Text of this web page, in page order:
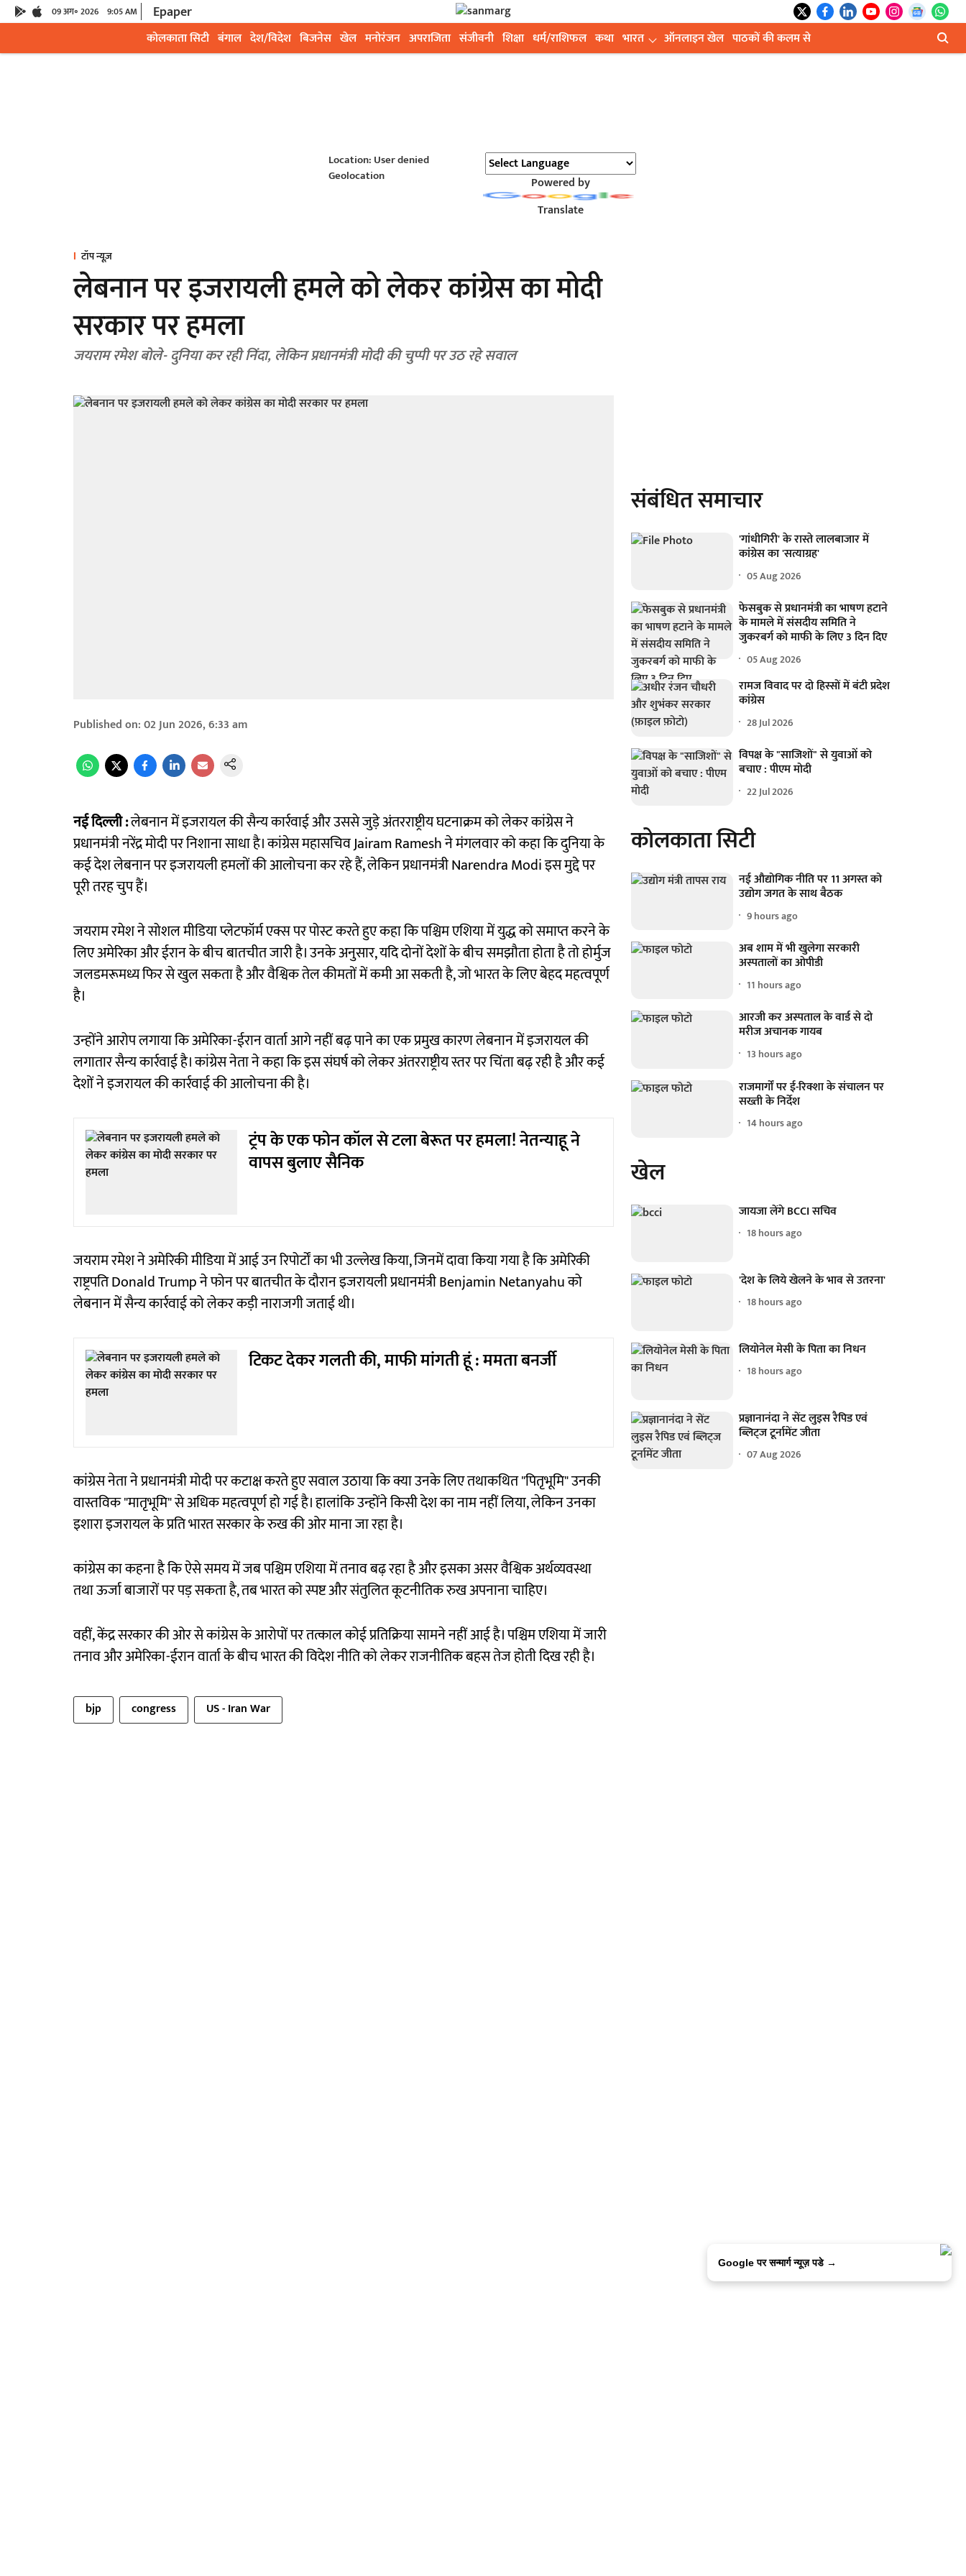
09 अग॰ 2026 9:05 AM Epaper
कोलकाता सिटी बंगाल देश/विदेश बिजनेस खेल मनोरंजन अपराजिता संजीवनी शिक्षा धर्म/राशिफल कथा भारत ऑनलाइन खेल पाठकों की कलम से
Location: User denied
Geolocation
Powered by
Translate
टॉप न्यूज़
लेबनान पर इजरायली हमले को लेकर कांग्रेस का मोदी
सरकार पर हमला
जयराम रमेश बोले- दुनिया कर रही निंदा, लेकिन प्रधानमंत्री मोदी की चुप्पी पर उठ रहे सवाल
Published on:02 Jun 2026, 6:33 am
नई दिल्ली :लेबनान में इजरायल की सैन्य कार्रवाई और उससे जुड़े अंतरराष्ट्रीय घटनाक्रम को लेकर कांग्रेस ने
प्रधानमंत्री नरेंद्र मोदी पर निशाना साधा है। कांग्रेस महासचिव Jairam Ramesh ने मंगलवार को कहा कि दुनिया के
कई देश लेबनान पर इजरायली हमलों की आलोचना कर रहे हैं, लेकिन प्रधानमंत्री Narendra Modi इस मुद्दे पर
पूरी तरह चुप हैं।
जयराम रमेश ने सोशल मीडिया प्लेटफॉर्म एक्स पर पोस्ट करते हुए कहा कि पश्चिम एशिया में युद्ध को समाप्त करने के
लिए अमेरिका और ईरान के बीच बातचीत जारी है। उनके अनुसार, यदि दोनों देशों के बीच समझौता होता है तो होर्मुज
जलडमरूमध्य फिर से खुल सकता है और वैश्विक तेल कीमतों में कमी आ सकती है, जो भारत के लिए बेहद महत्वपूर्ण
है।
उन्होंने आरोप लगाया कि अमेरिका-ईरान वार्ता आगे नहीं बढ़ पाने का एक प्रमुख कारण लेबनान में इजरायल की
लगातार सैन्य कार्रवाई है। कांग्रेस नेता ने कहा कि इस संघर्ष को लेकर अंतरराष्ट्रीय स्तर पर चिंता बढ़ रही है और कई
देशों ने इजरायल की कार्रवाई की आलोचना की है।
ट्रंप के एक फोन कॉल से टला बेरूत पर हमला! नेतन्याहू ने
वापस बुलाए सैनिक
जयराम रमेश ने अमेरिकी मीडिया में आई उन रिपोर्टों का भी उल्लेख किया, जिनमें दावा किया गया है कि अमेरिकी
राष्ट्रपति Donald Trump ने फोन पर बातचीत के दौरान इजरायली प्रधानमंत्री Benjamin Netanyahu को
लेबनान में सैन्य कार्रवाई को लेकर कड़ी नाराजगी जताई थी।
टिकट देकर गलती की, माफी मांगती हूं : ममता बनर्जी
कांग्रेस नेता ने प्रधानमंत्री मोदी पर कटाक्ष करते हुए सवाल उठाया कि क्या उनके लिए तथाकथित "पितृभूमि" उनकी
वास्तविक "मातृभूमि" से अधिक महत्वपूर्ण हो गई है। हालांकि उन्होंने किसी देश का नाम नहीं लिया, लेकिन उनका
इशारा इजरायल के प्रति भारत सरकार के रुख की ओर माना जा रहा है।
कांग्रेस का कहना है कि ऐसे समय में जब पश्चिम एशिया में तनाव बढ़ रहा है और इसका असर वैश्विक अर्थव्यवस्था
तथा ऊर्जा बाजारों पर पड़ सकता है, तब भारत को स्पष्ट और संतुलित कूटनीतिक रुख अपनाना चाहिए।
वहीं, केंद्र सरकार की ओर से कांग्रेस के आरोपों पर तत्काल कोई प्रतिक्रिया सामने नहीं आई है। पश्चिम एशिया में जारी
तनाव और अमेरिका-ईरान वार्ता के बीच भारत की विदेश नीति को लेकर राजनीतिक बहस तेज होती दिख रही है।
bjp congress US - Iran War
संबंधित समाचार
'गांधीगिरी' के रास्ते लालबाजार में
कांग्रेस का 'सत्याग्रह'
05 Aug 2026
फेसबुक से प्रधानमंत्री का भाषण हटाने
के मामले में संसदीय समिति ने
जुकरबर्ग को माफी के लिए 3 दिन दिए
05 Aug 2026
रामज विवाद पर दो हिस्सों में बंटी प्रदेश
कांग्रेस
28 Jul 2026
विपक्ष के "साजिशों" से युवाओं को
बचाए : पीएम मोदी
22 Jul 2026
कोलकाता सिटी
नई औद्योगिक नीति पर 11 अगस्त को
उद्योग जगत के साथ बैठक
9 hours ago
अब शाम में भी खुलेगा सरकारी
अस्पतालों का ओपीडी
11 hours ago
आरजी कर अस्पताल के वार्ड से दो
मरीज अचानक गायब
13 hours ago
राजमार्गों पर ई-रिक्शा के संचालन पर
सख्ती के निर्देश
14 hours ago
खेल
जायजा लेंगे BCCI सचिव
18 hours ago
'देश के लिये खेलने के भाव से उतरना'
18 hours ago
लियोनेल मेसी के पिता का निधन
18 hours ago
प्रज्ञानानंदा ने सेंट लुइस रैपिड एवं
ब्लिट्ज टूर्नामेंट जीता
07 Aug 2026
Google पर सन्मार्ग न्यूज़ पडे →